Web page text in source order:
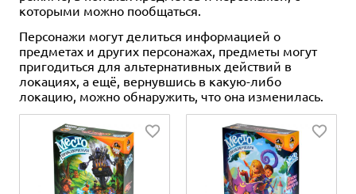
которыми можно пообщаться.
Персонажи могут делиться информацией о
предметах и других персонажах, предметы могут
пригодиться для альтернативных действий в
локациях, а ещё, вернувшись в какую-либо
локацию, можно обнаружить, что она изменилась.